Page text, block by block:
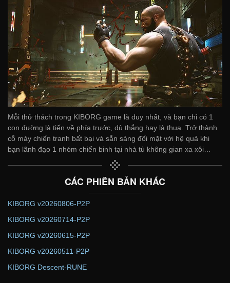
Mỗi thử thách trong KIBORG game là duy nhất, và bạn chỉ có 1
con đường là tiến về phía trước, dù thắng hay là thua. Trở thành
cỗ máy chiến tranh bất bại và sẵn sàng đối mặt với hệ quả khi
bạn lãnh đạo 1 nhóm chiến binh tại nhà tù không gian xa xôi…
CÁC PHIÊN BẢN KHÁC
KIBORG v20260806-P2P
KIBORG v20260714-P2P
KIBORG v20260615-P2P
KIBORG v20260511-P2P
KIBORG Descent-RUNE